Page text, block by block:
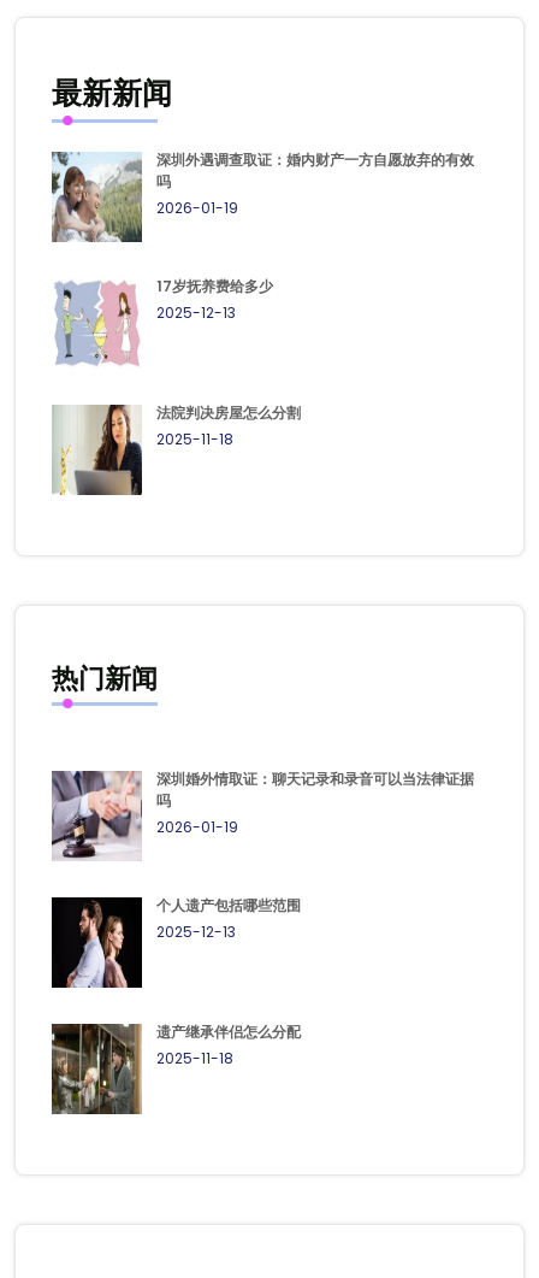
最新新闻
深圳外遇调查取证：婚内财产一方自愿放弃的有效
吗
2026-01-19
17岁抚养费给多少
2025-12-13
法院判决房屋怎么分割
2025-11-18
热门新闻
深圳婚外情取证：聊天记录和录音可以当法律证据
吗
2026-01-19
个人遗产包括哪些范围
2025-12-13
遗产继承伴侣怎么分配
2025-11-18